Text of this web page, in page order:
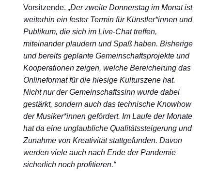
Vorsitzende. „Der zweite Donnerstag im Monat ist
weiterhin ein fester Termin für Künstler*innen und
Publikum, die sich im Live-Chat treffen,
miteinander plaudern und Spaß haben. Bisherige
und bereits geplante Gemeinschaftsprojekte und
Kooperationen zeigen, welche Bereicherung das
Onlineformat für die hiesige Kulturszene hat.
Nicht nur der Gemeinschaftssinn wurde dabei
gestärkt, sondern auch das technische Knowhow
der Musiker*innen gefördert. Im Laufe der Monate
hat da eine unglaubliche Qualitätssteigerung und
Zunahme von Kreativität stattgefunden. Davon
werden viele auch nach Ende der Pandemie
sicherlich noch profitieren.“